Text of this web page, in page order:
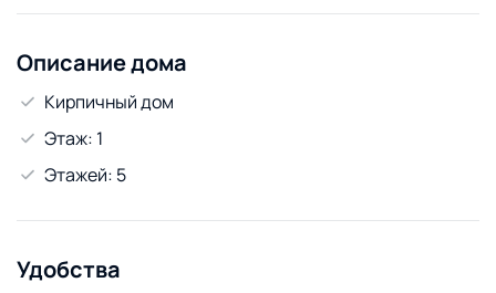
Компаниям отдельные условия заселения, уточнять по
телефону.
В выходные, праздничные дни и дни повышенного
спроса цена может меняться. уточняйте наличие
квартир и цены по телефону. Цена указана за пару в
выходной день, не пятницу.
увеселительных мероприятий.
Описание дома
Кирпичный дом
Этаж: 1
Этажей: 5
Удобства